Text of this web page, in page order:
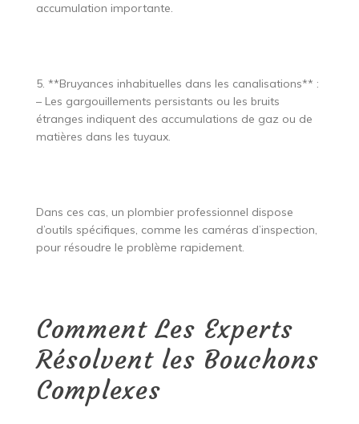
accumulation importante.
5. **Bruyances inhabituelles dans les canalisations** :
– Les gargouillements persistants ou les bruits
étranges indiquent des accumulations de gaz ou de
matières dans les tuyaux.
Dans ces cas, un plombier professionnel dispose
d’outils spécifiques, comme les caméras d’inspection,
pour résoudre le problème rapidement.
Comment Les Experts
Résolvent les Bouchons
Complexes